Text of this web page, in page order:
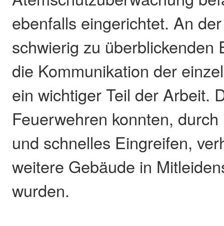
ebenfalls eingerichtet. An
schwierig zu überblickenden
die Kommunikation der
ein wichtiger Teil der Arbeit.
Feuerwehren konnten,
und schnelles Eingreifen,
weitere Gebäude in
wurden.